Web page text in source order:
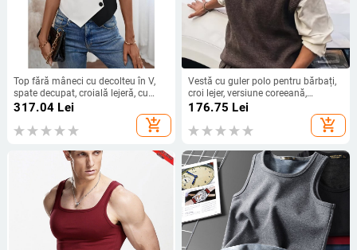
Top fără mâneci cu decolteu în V,
spate decupat, croială lejeră, cu
dungi, din in
317.04 Lei
add_shopping_cart
Vestă cu guler polo pentru bărbați,
croi lejer, versiune coreeană,
poliester 45%, primăvară-toamnă
176.75 Lei
add_shopping_cart